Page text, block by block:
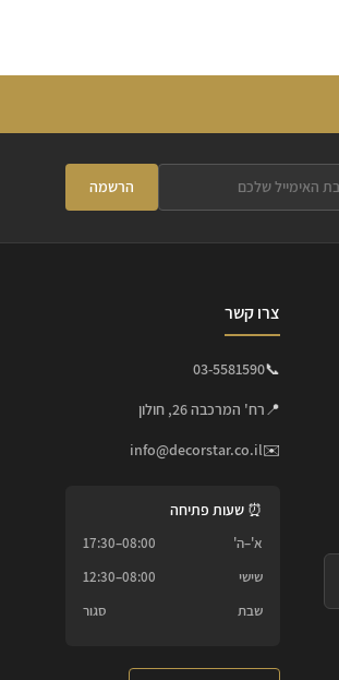
הרשמה
צרו קשר
📞
03-5581590
📍 רח' המרכבה 26, חולון
✉️
info@decorstar.co.il
⏰ שעות פתיחה
א'–ה'
08:00–17:30
שישי
08:00–12:30
שבת
סגור